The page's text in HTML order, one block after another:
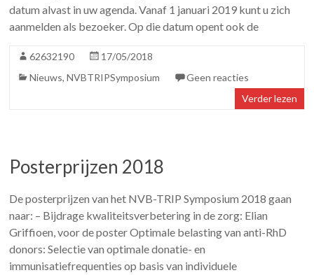
datum alvast in uw agenda. Vanaf 1 januari 2019 kunt u zich
aanmelden als bezoeker. Op die datum opent ook de
62632190
17/05/2018
Nieuws,NVBTRIPSymposium
Geen reacties
Verder lezen
Posterprijzen 2018
De posterprijzen van het NVB-TRIP Symposium 2018 gaan
naar: – Bijdrage kwaliteitsverbetering in de zorg: Elian
Griffioen, voor de poster Optimale belasting van anti-RhD
donors: Selectie van optimale donatie- en
immunisatiefrequenties op basis van individuele